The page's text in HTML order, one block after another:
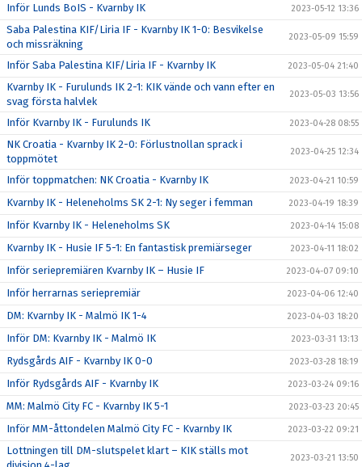
Inför Lunds BoIS - Kvarnby IK 2023-05-12 13:36
Saba Palestina KIF/Liria IF - Kvarnby IK 1-0: Besvikelse
och missräkning
2023-05-09 15:59
Inför Saba Palestina KIF/Liria IF - Kvarnby IK 2023-05-04 21:40
Kvarnby IK - Furulunds IK 2-1: KIK vände och vann efter en
svag första halvlek
2023-05-03 13:56
Inför Kvarnby IK - Furulunds IK 2023-04-28 08:55
NK Croatia - Kvarnby IK 2-0: Förlustnollan sprack i
toppmötet
2023-04-25 12:34
Inför toppmatchen: NK Croatia - Kvarnby IK 2023-04-21 10:59
Kvarnby IK - Heleneholms SK 2-1: Ny seger i femman 2023-04-19 18:39
Inför Kvarnby IK - Heleneholms SK 2023-04-14 15:08
Kvarnby IK - Husie IF 5-1: En fantastisk premiärseger 2023-04-11 18:02
Inför seriepremiären Kvarnby IK – Husie IF 2023-04-07 09:10
Inför herrarnas seriepremiär 2023-04-06 12:40
DM: Kvarnby IK - Malmö IK 1-4 2023-04-03 18:20
Inför DM: Kvarnby IK - Malmö IK 2023-03-31 13:13
Rydsgårds AIF - Kvarnby IK 0-0 2023-03-28 18:19
Inför Rydsgårds AIF - Kvarnby IK 2023-03-24 09:16
MM: Malmö City FC - Kvarnby IK 5-1 2023-03-23 20:45
Inför MM-åttondelen Malmö City FC - Kvarnby IK 2023-03-22 09:21
Lottningen till DM-slutspelet klart – KIK ställs mot
2023-03-21 13:50